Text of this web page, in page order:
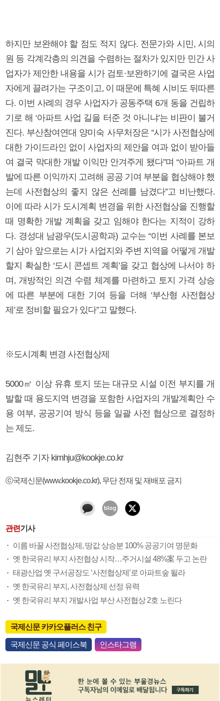
하지만 보완해야 할 점도 적지 않다. 전문가와 시민, 시의
원 등 각계각층의 의견을 수렴하는 절차가 있지만 민간 사
업자가 제안한 내용을 시가 검토·보완하기에 결국은 사업
자에게 끌려가는 구조이고, 이 때문에 특혜 시비도 뒤따른
다. 이번 사례의 경우 사업자가 공동주택 6개 동을 건립하
기로 해 ‘아파트 사업 길을 터준 것 아니냐’는 비판이 불거
진다. 부산참여연대 양미숙 사무처장은 “시가 사전협상에
대한 가이드라인 없이 사업자의 제안을 여과 없이 받아들
여 결국 막대한 개발 이익만 안겨주게 됐다”며 “아파트 개
발에 따른 이익까지 고려해 공공 기여 부분을 협상해야 했
는데 사전협상의 좋지 않은 선례를 남겼다”고 비난했다.
이에 따라 시가 도시계획 변경을 위한 사전협상을 진행할
때 명확한 개발 계획을 갖고 임해야 한다는 지적이 강하
다. 경성대 남광우(도시공학과) 교수는 “이번 사례를 본보
기 삼아 앞으로는 시가 사업지와 주변 지역을 어떻게 개발
할지 확실한 ‘도시 콘셉트 계획’을 갖고 협상에 나서야 하
며, 개방적인 의견 수렴 체계를 마련하고 토지 가격 상승
에 따른 부분에 대한 기여 등을 더해 ‘부산형 사전협상
제’로 정비할 필요가 있다”고 말했다.
※도시계획 변경 사전협상제
5000㎡ 이상 유휴 토지 또는 대규모 시설 이전 부지를 개
발할 때 용도지역 변경을 포함한 사업자의 개발계획안 수
용 여부, 공공기여 방식 등을 일괄 사전 협상으로 결정하
는 제도.
김현주 기자 kimhju@kookje.co.kr
ⓒ국제신문(www.kookje.co.kr), 무단 전재 및 재배포 금지
관련기사
이름 바꿀 사전협상제, 땅값 상승분 100% 공공기여 명문화
옛 한국유리 부지 사전협상 시작…주거시설 48%案 두고 논란
태광산업 옛 구서공장도 ‘사전협상제’로 아파트숲 될라
옛 한국유리 부지, 사전협상제 선정 유력
옛 한국유리 부지 개발사업 부산 사전협상 2호 노린다
국제신문 카카오플러스 친구
국제신문 공식 페이스북 인스타그램